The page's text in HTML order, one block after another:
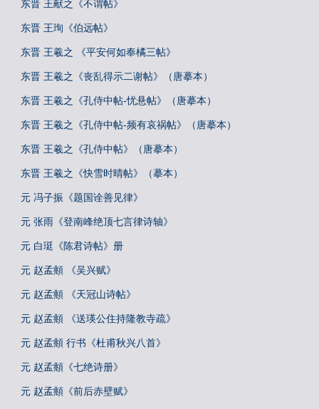
东晋 王献之《不谓帖》
东晋 王珣《伯远帖》
东晋 王羲之 《平安何如奉橘三帖》
东晋 王羲之《丧乱得示二谢帖》（唐摹本）
东晋 王羲之《孔侍中帖-忧悬帖》（唐摹本）
东晋 王羲之《孔侍中帖-频有哀祸帖》（唐摹本）
东晋 王羲之《孔侍中帖》（唐摹本）
东晋 王羲之《快雪时晴帖》（摹本）
元 冯子振《题国诠善见律》
元 张雨《登南峰绝顶七言律诗轴》
元 白珽《陈君诗帖》册
元 赵孟頫 《吴兴赋》
元 赵孟頫 《天冠山诗帖》
元 赵孟頫 《送瑛公住持隆教寺疏》
元 赵孟頫 行书《杜甫秋兴八首》
元 赵孟頫《七绝诗册》
元 赵孟頫《前后赤壁赋》